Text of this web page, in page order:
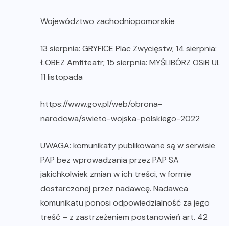
Województwo zachodniopomorskie
13 sierpnia: GRYFICE Plac Zwycięstw; 14 sierpnia:
ŁOBEZ Amfiteatr; 15 sierpnia: MYŚLIBÓRZ OSiR Ul.
11 listopada
https://www.gov.pl/web/obrona-
narodowa/swieto-wojska-polskiego-2022
UWAGA: komunikaty publikowane są w serwisie
PAP bez wprowadzania przez PAP SA
jakichkolwiek zmian w ich treści, w formie
dostarczonej przez nadawcę. Nadawca
komunikatu ponosi odpowiedzialność za jego
treść – z zastrzeżeniem postanowień art. 42